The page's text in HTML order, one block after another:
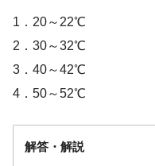
1．20～22℃
2．30～32℃
3．40～42℃
4．50～52℃
解答・解説